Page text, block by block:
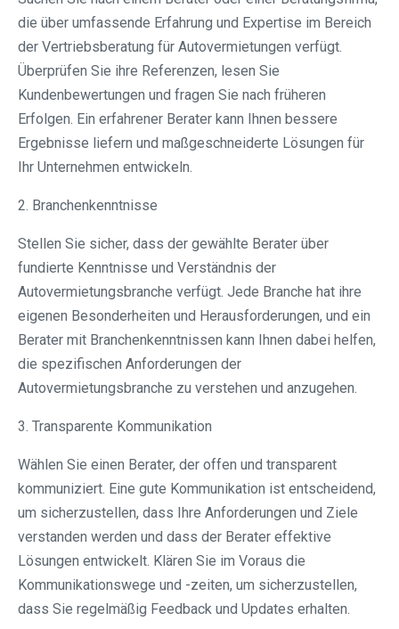
die über umfassende Erfahrung und Expertise im Bereich
der Vertriebsberatung für Autovermietungen verfügt.
Überprüfen Sie ihre Referenzen, lesen Sie
Kundenbewertungen und fragen Sie nach früheren
Erfolgen. Ein erfahrener Berater kann Ihnen bessere
Ergebnisse liefern und maßgeschneiderte Lösungen für
Ihr Unternehmen entwickeln.
2. Branchenkenntnisse
Stellen Sie sicher, dass der gewählte Berater über
fundierte Kenntnisse und Verständnis der
Autovermietungsbranche verfügt. Jede Branche hat ihre
eigenen Besonderheiten und Herausforderungen, und ein
Berater mit Branchenkenntnissen kann Ihnen dabei helfen,
die spezifischen Anforderungen der
Autovermietungsbranche zu verstehen und anzugehen.
3. Transparente Kommunikation
Wählen Sie einen Berater, der offen und transparent
kommuniziert. Eine gute Kommunikation ist entscheidend,
um sicherzustellen, dass Ihre Anforderungen und Ziele
verstanden werden und dass der Berater effektive
Lösungen entwickelt. Klären Sie im Voraus die
Kommunikationswege und -zeiten, um sicherzustellen,
dass Sie regelmäßig Feedback und Updates erhalten.